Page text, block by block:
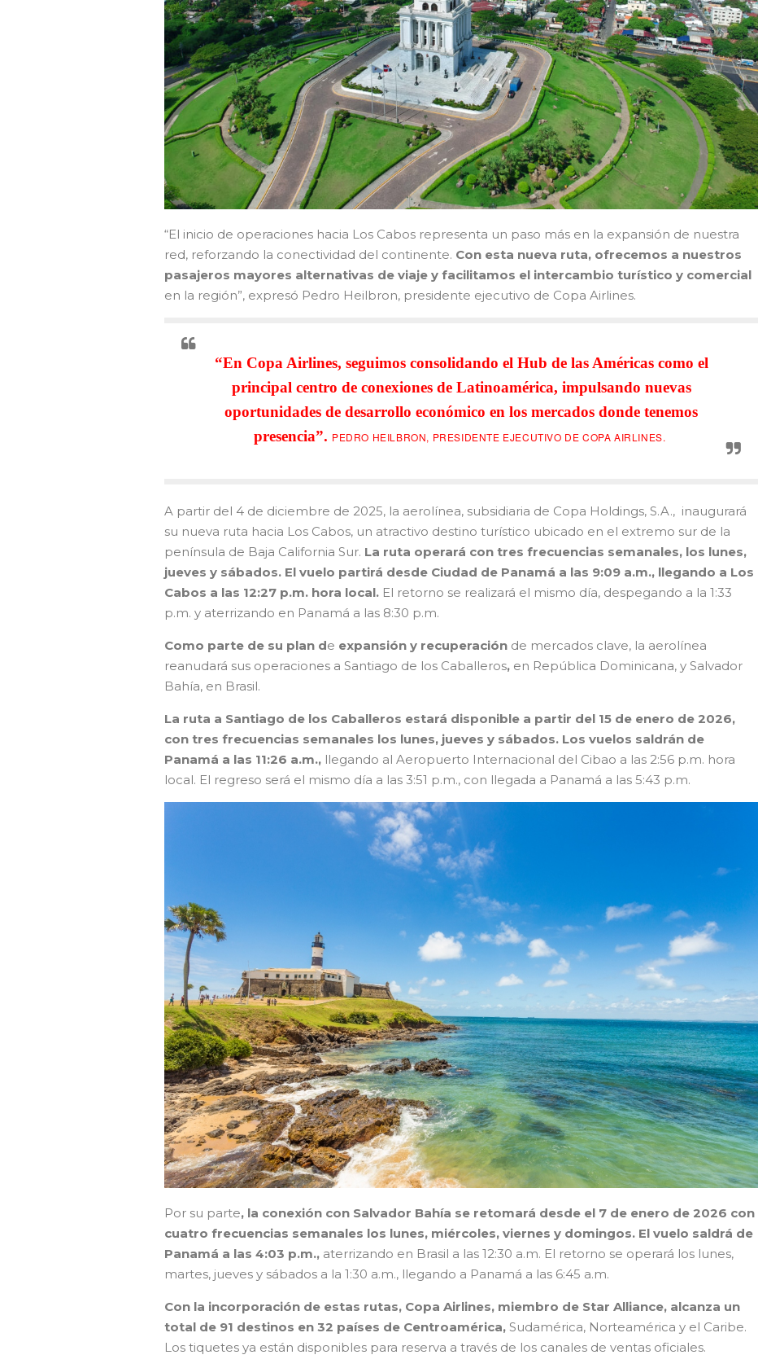
“El inicio de operaciones hacia Los Cabos representa un paso más en la expansión de nuestra
red, reforzando la conectividad del continente. Con esta nueva ruta, ofrecemos a nuestros
pasajeros mayores alternativas de viaje y facilitamos el intercambio turístico y comercial
en la región”, expresó Pedro Heilbron, presidente ejecutivo de Copa Airlines.
“En Copa Airlines, seguimos consolidando el Hub de las Américas como el
principal centro de conexiones de Latinoamérica, impulsando nuevas
oportunidades de desarrollo económico en los mercados donde tenemos
presencia”. PEDRO HEILBRON, PRESIDENTE EJECUTIVO DE COPA AIRLINES.
A partir del 4 de diciembre de 2025, la aerolínea, subsidiaria de Copa Holdings, S.A., inaugurará
su nueva ruta hacia Los Cabos, un atractivo destino turístico ubicado en el extremo sur de la
península de Baja California Sur. La ruta operará con tres frecuencias semanales, los lunes,
jueves y sábados. El vuelo partirá desde Ciudad de Panamá a las 9:09 a.m., llegando a Los
Cabos a las 12:27 p.m. hora local. El retorno se realizará el mismo día, despegando a la 1:33
p.m. y aterrizando en Panamá a las 8:30 p.m.
Como parte de su plan de expansión y recuperación de mercados clave, la aerolínea
reanudará sus operaciones a Santiago de los Caballeros, en República Dominicana, y Salvador
Bahía, en Brasil.
La ruta a Santiago de los Caballeros estará disponible a partir del 15 de enero de 2026,
con tres frecuencias semanales los lunes, jueves y sábados. Los vuelos saldrán de
Panamá a las 11:26 a.m., llegando al Aeropuerto Internacional del Cibao a las 2:56 p.m. hora
local. El regreso será el mismo día a las 3:51 p.m., con llegada a Panamá a las 5:43 p.m.
Por su parte, la conexión con Salvador Bahía se retomará desde el 7 de enero de 2026 con
cuatro frecuencias semanales los lunes, miércoles, viernes y domingos. El vuelo saldrá de
Panamá a las 4:03 p.m., aterrizando en Brasil a las 12:30 a.m. El retorno se operará los lunes,
martes, jueves y sábados a la 1:30 a.m., llegando a Panamá a las 6:45 a.m.
Con la incorporación de estas rutas, Copa Airlines, miembro de Star Alliance, alcanza un
total de 91 destinos en 32 países de Centroamérica, Sudamérica, Norteamérica y el Caribe.
Los tiquetes ya están disponibles para reserva a través de los canales de ventas oficiales.